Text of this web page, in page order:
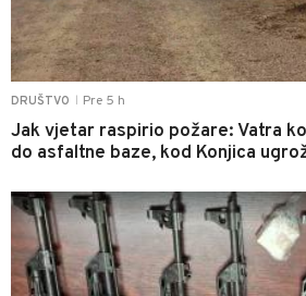
DRUŠTVO Pre 5 h
Jak vjetar raspirio požare: Vatra
do asfaltne baze, kod Konjica